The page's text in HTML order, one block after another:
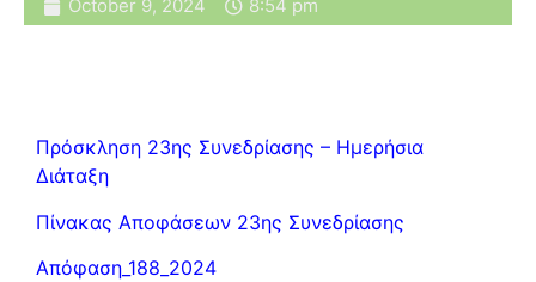
October 9, 2024 8:54 pm
Πρόσκληση 23ης Συνεδρίασης – Ημερήσια
Διάταξη
Πίνακας Αποφάσεων 23ης Συνεδρίασης
Απόφαση_188_2024